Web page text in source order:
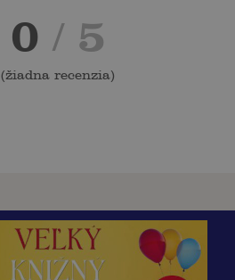
0 / 5
(žiadna recenzia)